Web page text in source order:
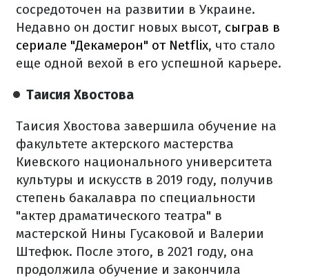
сосредоточен на развитии в Украине.
Недавно он достиг новых высот, сыграв в
сериале "Декамерон" от Netflix, что стало
еще одной вехой в его успешной карьере.
Таисия Хвостова
Таисия Хвостова завершила обучение на
факультете актерского мастерства
Киевского национального университета
культуры и искусств в 2019 году, получив
степень бакалавра по специальности
"актер драматического театра" в
мастерской Нины Гусаковой и Валерии
Штефюк. После этого, в 2021 году, она
продолжила обучение и закончила